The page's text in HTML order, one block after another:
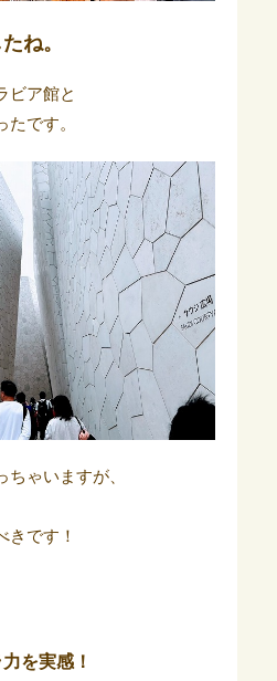
ね。
ビア館と
です。
ゃいますが、
きです！
を実感！